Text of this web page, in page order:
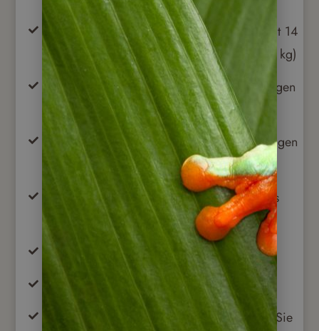
Inlandsflüge in Touristenklasse (Gepäcklimit 14
kg pro Person, Übergepäck ca. 2 USD pro kg)
Deutschsprechende Reiseleitung an den Tagen
2, 7 und 8
englischsprechende Reiseleitung an den Tagen
3 bis 6
8 Übernachtungen in den genannten Hotels
oder Lodges
Mahlzeiten gemäß Beschreibung
Alle Entrittsgelder
Ausführliche Reisedokumentation erhalten Sie